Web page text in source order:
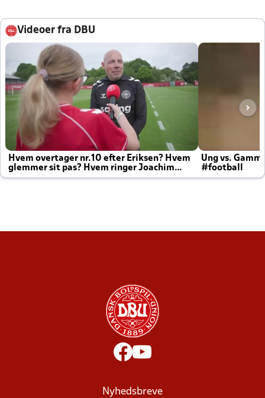
Videoer fra DBU
Hvem overtager nr.10 efter Eriksen? Hvem
glemmer sit pas? Hvem ringer Joachim
altid til efter kampe?
Ung vs.
#football
Nyhedsbreve